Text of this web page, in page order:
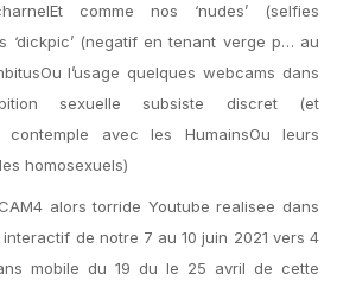
comme nos ‘nudes’ (selfies
‘dickpic’ (negatif en tenant verge p… au
l’usage quelques webcams dans
sexuelle subsiste discret (et
contemple avec les HumainsOu leurs
homosexuels)
alors torride Youtube realisee dans
de notre 7 au 10 juin 2021 vers 4
mobile du 19 du le 25 avril de cette